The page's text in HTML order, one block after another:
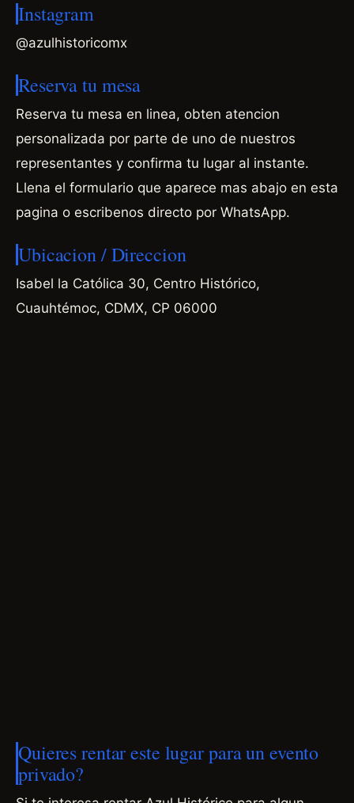
Instagram
@azulhistoricomx
Reserva tu mesa
Reserva tu mesa en linea, obten atencion
personalizada por parte de uno de nuestros
representantes y confirma tu lugar al instante.
Llena el formulario que aparece mas abajo en esta
pagina o escribenos directo por WhatsApp.
Ubicacion / Direccion
Isabel la Católica 30, Centro Histórico,
Cuauhtémoc, CDMX, CP 06000
Quieres rentar este lugar para un evento
privado?